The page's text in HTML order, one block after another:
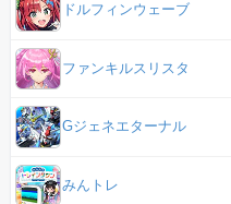
ドルフィンウェーブ
ファンキルスリスタ
Gジェネエターナル
みんトレ